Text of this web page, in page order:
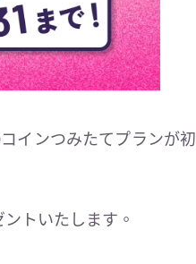
インつみたてプランが初
トいたします。